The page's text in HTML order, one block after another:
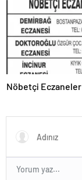
Nöbetçi Eczaneler